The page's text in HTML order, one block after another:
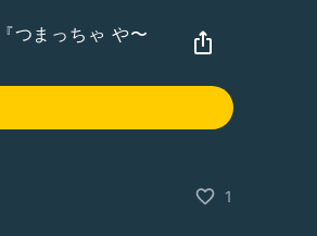
まっちゃ や〜
1